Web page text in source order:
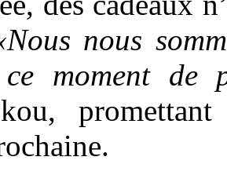
nous
moment de